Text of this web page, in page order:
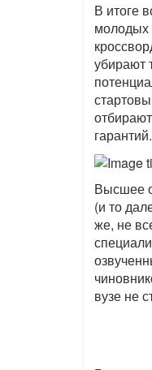
В итоге
молодых
убирают
гарантий.
Высшее
(и то
же, не
вузе не